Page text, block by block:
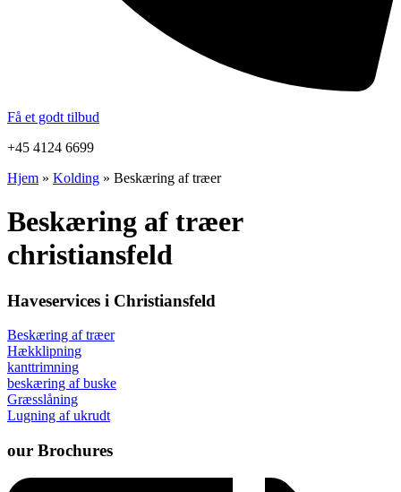
Få et godt tilbud
+45 4124 6699
Hjem » Kolding » Beskæring af træer
Beskæring af træer
christiansfeld
Haveservices i Christiansfeld
Beskæring af træer
Hækklipning
kanttrimning
beskæring af buske
Græsslåning
Lugning af ukrudt
our Brochures